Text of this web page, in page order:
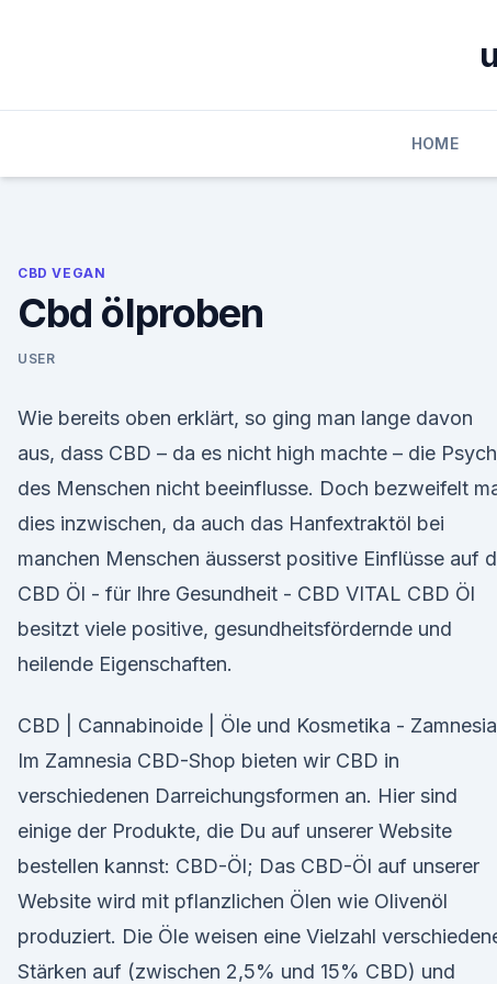
HOME
CBD VEGAN
Cbd ölproben
USER
Wie bereits oben erklärt, so ging man lange davon
aus, dass CBD – da es nicht high machte – die
des Menschen nicht beeinflusse. Doch bezweifelt
dies inzwischen, da auch das Hanfextraktöl bei
manchen Menschen äusserst positive Einflüsse auf
CBD Öl - für Ihre Gesundheit - CBD VITAL CBD Öl
besitzt viele positive, gesundheitsfördernde und
heilende Eigenschaften.
CBD | Cannabinoide | Öle und Kosmetika - Zamnesia
Im Zamnesia CBD-Shop bieten wir CBD in
verschiedenen Darreichungsformen an. Hier sind
einige der Produkte, die Du auf unserer Website
bestellen kannst: CBD-Öl; Das CBD-Öl auf unserer
Website wird mit pflanzlichen Ölen wie Olivenöl
produziert. Die Öle weisen eine Vielzahl
Stärken auf (zwischen 2,5% und 15% CBD) und